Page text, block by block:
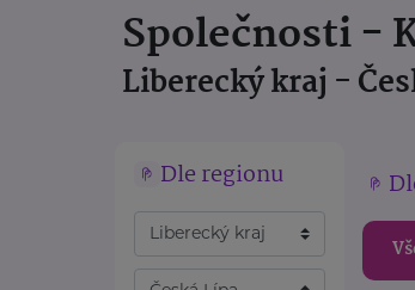
Společnosti -
Liberecký kraj -
Dle regionu